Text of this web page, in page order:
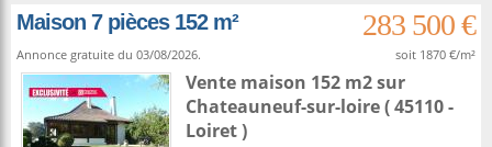
Maison 7 pièces 152 m²
283 500 €
Annonce gratuite du 03/08/2026. soit 1870 €/m²
Vente maison 152 m2sur
Chateauneuf-sur-loire( 45110 -
Loiret )